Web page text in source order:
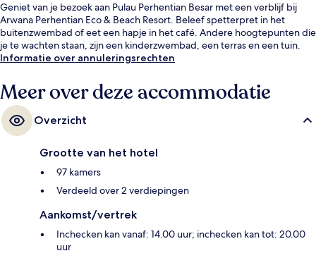
Geniet van je bezoek aan Pulau Perhentian Besar met een verblijf bij
Arwana Perhentian Eco & Beach Resort. Beleef spetterpret in het
buitenzwembad of eet een hapje in het café. Andere hoogtepunten die
je te wachten staan, zijn een kinderzwembad, een terras en een tuin.
Informatie over annuleringsrechten
Meer over deze accommodatie
Overzicht
Grootte van het hotel
97 kamers
Verdeeld over 2 verdiepingen
Aankomst/vertrek
Inchecken kan vanaf: 14.00 uur; inchecken kan tot: 20.00
uur